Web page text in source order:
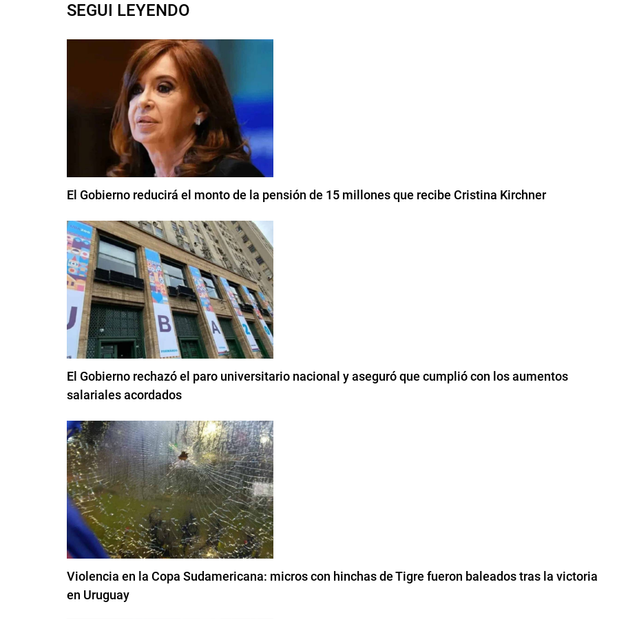
SEGUI LEYENDO
El Gobierno reducirá el monto de la pensión de 15 millones que recibe Cristina Kirchner
El Gobierno rechazó el paro universitario nacional y aseguró que cumplió con los aumentos
salariales acordados
Violencia en la Copa Sudamericana: micros con hinchas de Tigre fueron baleados tras la victoria
en Uruguay